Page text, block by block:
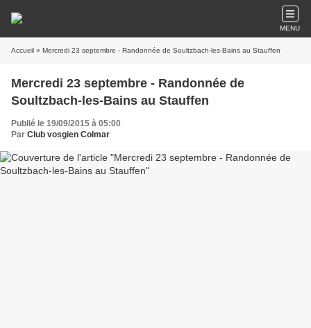
MENU
Accueil » Mercredi 23 septembre - Randonnée de Soultzbach-les-Bains au Stauffen
Mercredi 23 septembre - Randonnée de
Soultzbach-les-Bains au Stauffen
Publié le 19/09/2015 à 05:00
Par Club vosgien Colmar